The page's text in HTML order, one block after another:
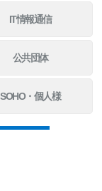
IT情報通信
公共団体
SOHO・個人様